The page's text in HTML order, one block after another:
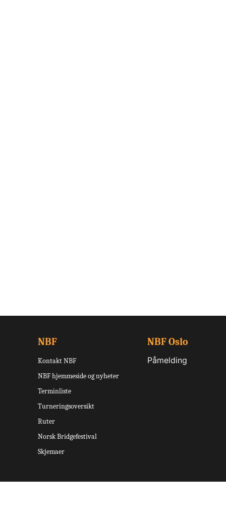
NBF
Kontakt NBF
NBF hjemmeside og nyheter
Terminliste
Turneringsoversikt
Ruter
Norsk Bridgefestival
Skjemaer
NBF Oslo
Påmelding